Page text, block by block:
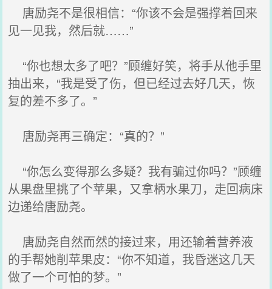
唐励尧不是很相信：“你该不会是强撑着回来
见一见我，然后就……”
“你也想太多了吧？”顾缠好笑，将手从他手里
抽出来，“我是受了伤，但已经过去好几天，恢
复的差不多了。”
唐励尧再三确定：“真的？”
“你怎么变得那么多疑？我有骗过你吗？”顾缠
从果盘里挑了个苹果，又拿柄水果刀，走回病床
边递给唐励尧。
唐励尧自然而然的接过来，用还输着营养液
的手帮她削苹果皮：“你不知道，我昏迷这几天
做了一个可怕的梦。”